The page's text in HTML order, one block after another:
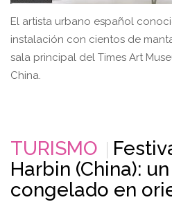
El artista urbano español
instalación con cientos de
sala principal del Times Art
China.
TURISMO
Harbin (China):
congelado en